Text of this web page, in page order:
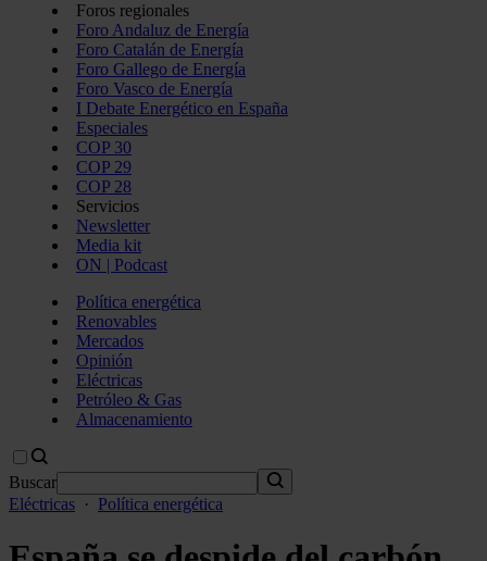
Foros regionales
Foro Andaluz de Energía
Foro Catalán de Energía
Foro Gallego de Energía
Foro Vasco de Energía
I Debate Energético en España
Especiales
COP 30
COP 29
COP 28
Servicios
Newsletter
Media kit
ON | Podcast
Política energética
Renovables
Mercados
Opinión
Eléctricas
Petróleo & Gas
Almacenamiento
Buscar
Eléctricas · Política energética